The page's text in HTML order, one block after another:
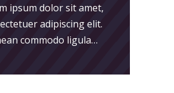
ipsum dolor sit amet,
adipiscing elit.
commodo ligula…